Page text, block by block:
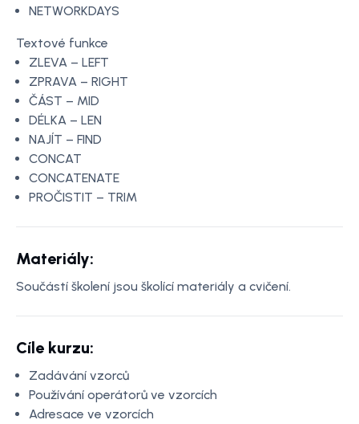
NETWORKDAYS
Textové funkce
ZLEVA – LEFT
ZPRAVA – RIGHT
ČÁST – MID
DÉLKA – LEN
NAJÍT – FIND
CONCAT
CONCATENATE
PROČISTIT – TRIM
Materiály:
Součástí školení jsou školící materiály a cvičení.
Cíle kurzu:
Zadávání vzorců
Používání operátorů ve vzorcích
Adresace ve vzorcích